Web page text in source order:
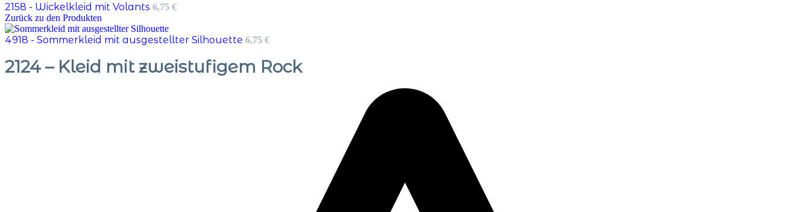
2158 - Wickelkleid mit Volants 6,75 €
Zurück zu den Produkten
4918 - Sommerkleid mit ausgestellter Silhouette 6,75 €
2124 – Kleid mit zweistufigem Rock